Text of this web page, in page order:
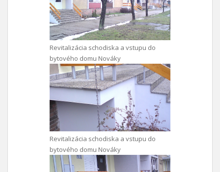
Revitalizácia schodiska a vstupu do
bytového domu Nováky
Revitalizácia schodiska a vstupu do
bytového domu Nováky